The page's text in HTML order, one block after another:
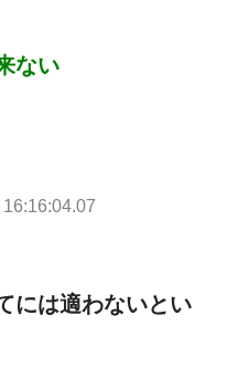
ない
には適わないとい